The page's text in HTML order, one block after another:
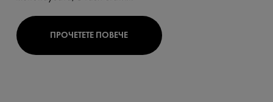
ПРОЧЕТЕТЕ ПОВЕЧЕ